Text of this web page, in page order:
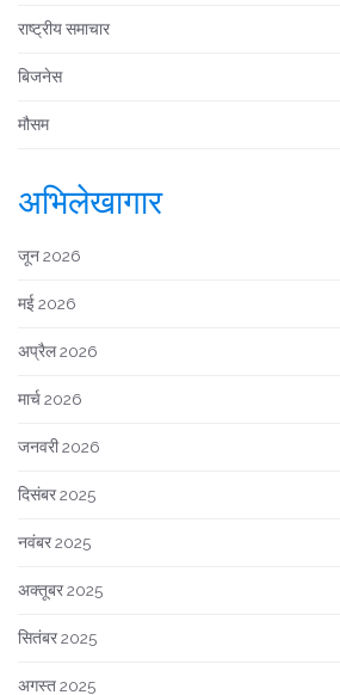
राष्ट्रीय समाचार
बिजनेस
मौसम
अभिलेखागार
जून 2026
मई 2026
अप्रैल 2026
मार्च 2026
जनवरी 2026
दिसंबर 2025
नवंबर 2025
अक्तूबर 2025
सितंबर 2025
अगस्त 2025